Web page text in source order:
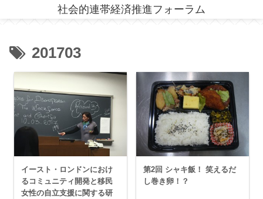
社会的連帯経済推進フォーラム
201703
イースト・ロンドンにおけ
るコミュニティ開発と移民
女性の自立支援に関する研
第2回 シャキ飯！ 笑えるだ
し巻き卵！？